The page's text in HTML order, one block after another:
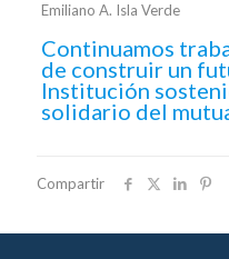
Emiliano A. Isla Verde
Continuamos
de construir un
Institución
solidario del
Compartir